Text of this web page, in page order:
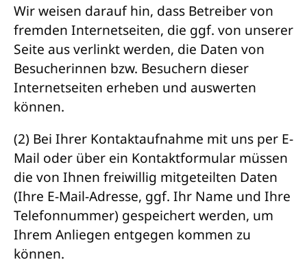
Wir weisen darauf hin, dass Betreiber von
fremden Internetseiten, die ggf. von unserer
Seite aus verlinkt werden, die Daten von
Besucherinnen bzw. Besuchern dieser
Internetseiten erheben und auswerten
können.
(2) Bei Ihrer Kontaktaufnahme mit uns per E-
Mail oder über ein Kontaktformular müssen
die von Ihnen freiwillig mitgeteilten Daten
(Ihre E-Mail-Adresse, ggf. Ihr Name und Ihre
Telefonnummer) gespeichert werden, um
Ihrem Anliegen entgegen kommen zu
können.